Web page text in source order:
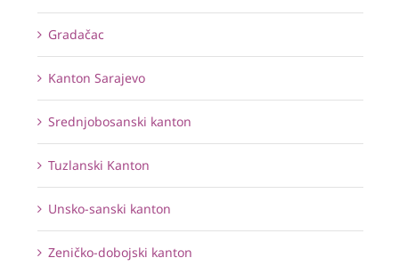
Gradačac
Kanton Sarajevo
Srednjobosanski kanton
Tuzlanski Kanton
Unsko-sanski kanton
Zeničko-dobojski kanton